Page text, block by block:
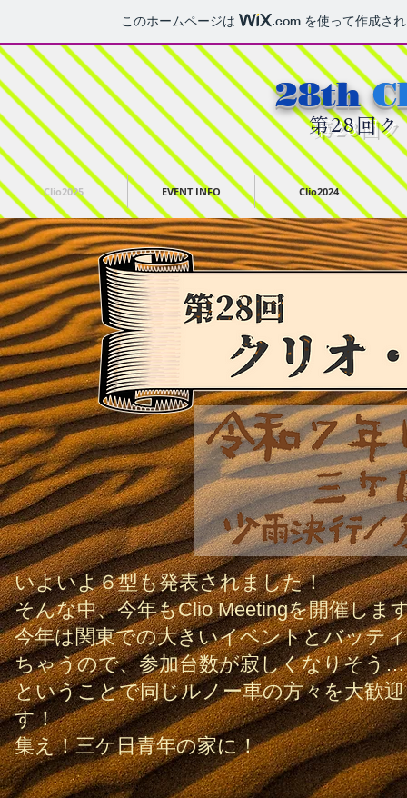
このホームページは .com を使って作成さ
Clio2025 EVENT INFO Clio2024
いよいよ６型も発表されました！
そんな中、今年もClio Meetingを開催しま
今年は関東での大きいイベントとバッテ
ちゃうので、参加台数が寂しくなりそう…
ということで同じルノー車の方々を大歓
す！
​集え！三ケ日青年の家に！
28th
第28回ク